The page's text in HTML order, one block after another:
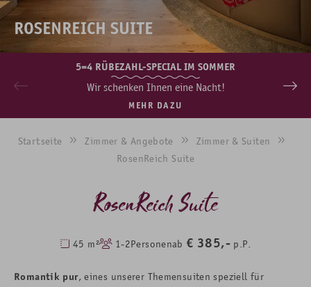
ROSENREICH SUITE
5=4 RÜBEZAHL-SPECIAL IM SOMMER
Wir schenken Ihnen eine Nacht!
MEHR DAZU
Startseite Zimmer & Angebote
Zimmer & Suiten
RosenReich Suite
RosenReich Suite
45 m² 1-2Personenab€ 385,- p.P.
Romantik pur, eines unserer Themensuiten speziell für